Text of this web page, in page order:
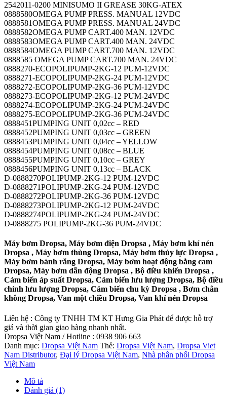
2542011-0200 MINISUMO II GREASE 30KG-ATEX
0888580OMEGA PUMP PRESS. MANUAL 12VDC
0888581OMEGA PUMP PRESS. MANUAL 24VDC
0888582OMEGA PUMP CART.400 MAN. 12VDC
0888583OMEGA PUMP CART.400 MAN. 24VDC
0888584OMEGA PUMP CART.700 MAN. 12VDC
0888585 OMEGA PUMP CART.700 MAN. 24VDC
0888270-ECOPOLIPUMP-2KG-12 PUM-12VDC
0888271-ECOPOLIPUMP-2KG-24 PUM-12VDC
0888272-ECOPOLIPUMP-2KG-36 PUM-12VDC
0888273-ECOPOLIPUMP-2KG-12 PUM-24VDC
0888274-ECOPOLIPUMP-2KG-24 PUM-24VDC
0888275-ECOPOLIPUMP-2KG-36 PUM-24VDC
0888451PUMPING UNIT 0,02cc – RED
0888452PUMPING UNIT 0,03cc – GREEN
0888453PUMPING UNIT 0,04cc – YELLOW
0888454PUMPING UNIT 0,08cc – BLUE
0888455PUMPING UNIT 0,10cc – GREY
0888456PUMPING UNIT 0,13cc – BLACK
D-0888270POLIPUMP-2KG-12 PUM-12VDC
D-0888271POLIPUMP-2KG-24 PUM-12VDC
D-0888272POLIPUMP-2KG-36 PUM-12VDC
D-0888273POLIPUMP-2KG-12 PUM-24VDC
D-0888274POLIPUMP-2KG-24 PUM-24VDC
D-0888275 POLIPUMP-2KG-36 PUM-24VDC
Máy bơm Dropsa, Máy bơm điện Dropsa , Máy bơm khí nén
Dropsa , Máy bơm thùng Dropsa, Máy bơm thủy lực Dropsa ,
Máy bơm bánh răng Dropsa, Máy bơm hoạt động bằng cam
Dropsa, Máy bơm dẫn động Dropsa , Bộ điều khiển Dropsa ,
Cảm biến áp suất Dropsa, Cảm biến lưu lượng Dropsa, Bộ điều
chỉnh lưu lượng Dropsa, Cảm biến chu kỳ Dropsa , Bơm chân
không Dropsa, Van một chiều Dropsa, Van khí nén Dropsa
Liên hệ : Công ty TNHH TM KT Hưng Gia Phát để được hỗ trợ
giá và thời gian giao hàng nhanh nhất.
Dropsa Việt Nam / Hotline : 0938 906 663
Danh mục: Dropsa Việt Nam Thẻ: Dropsa Việt Nam, Dropsa Viet
Nam Distributor, Đại lý Dropsa Việt Nam, Nhà phân phối Dropsa
Việt Nam
Mô tả
Đánh giá (1)